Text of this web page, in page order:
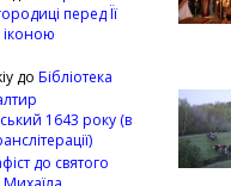
перед Її
до Бібліотека
1643 року (в
до святого